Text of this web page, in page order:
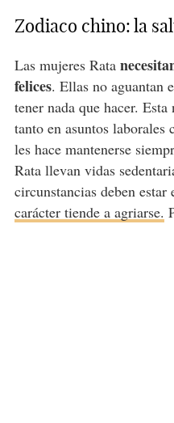
Zodiaco chino: la
Las mujeres Rata
felices. Ellas no aguantan
tener nada que hacer. Esta
tanto en asuntos laborales
les hace mantenerse
Rata llevan vidas
circunstancias deben estar
carácter tiende a agriarse.